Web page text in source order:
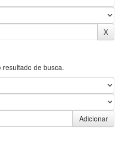
de busca.